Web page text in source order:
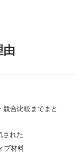
由
競合比較までまと
された
ブ材料